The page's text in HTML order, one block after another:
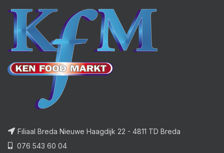
Filiaal Breda Nieuwe Haagdijk 22 - 4811 TD Breda
076 543 60 04